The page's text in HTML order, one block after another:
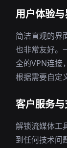
用户体验
简洁直观的界
也非常友好。
全的VPN连接
根据需要自定
客户服务
解锁流媒体工
到任何技术问